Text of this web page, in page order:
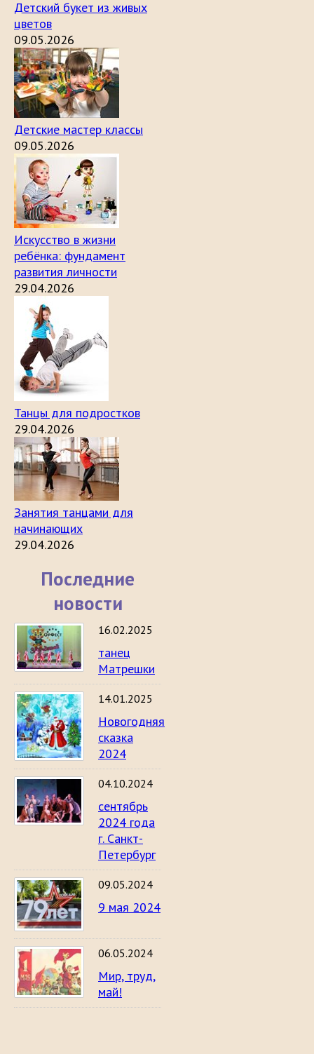
Детский букет из живых
цветов
09.05.2026
Детские мастер классы
09.05.2026
Искусство в жизни
ребёнка: фундамент
развития личности
29.04.2026
Танцы для подростков
29.04.2026
Занятия танцами для
начинающих
29.04.2026
Последние
новости
16.02.2025
танец
Матрешки
14.01.2025
Новогодняя
сказка
2024
04.10.2024
сентябрь
2024 года
г. Санкт-
Петербург
09.05.2024
9 мая 2024
06.05.2024
Мир, труд,
май!